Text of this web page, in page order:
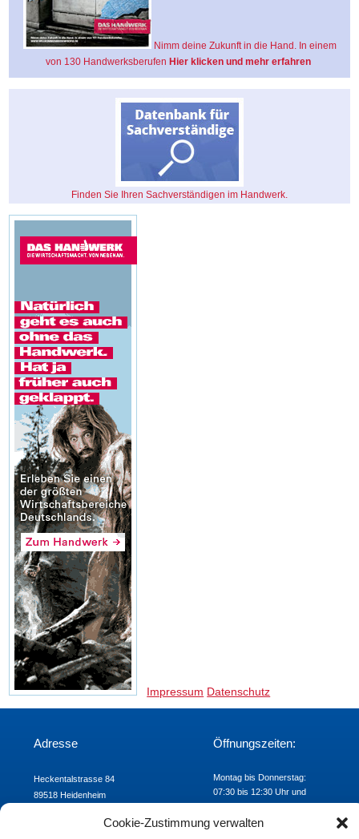
Cookie-Zustimmung verwalten
Nimm deine Zukunft in die Hand. In einem
von 130 Handwerksberufen Hier klicken und mehr erfahren
Finden Sie Ihren Sachverständigen im Handwerk.
Impressum Datenschutz
Adresse
Heckentalstrasse 84
89518 Heidenheim
Fax: 07321/9824-24
Öffnungszeiten:
Montag bis Donnerstag:
07:30 bis 12:30 Uhr und